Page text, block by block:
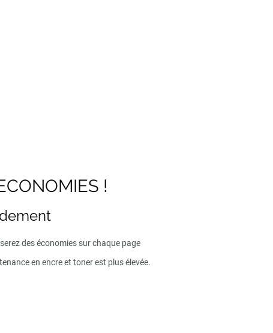
!
des économies sur chaque page
en encre et toner est plus élevée.